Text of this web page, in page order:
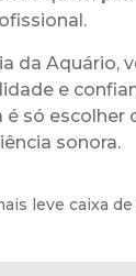
da Aquário,
e
é só escolher
sonora.
leve caixa